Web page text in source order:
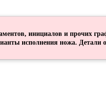
инициалов и прочих
исполнения ножа. Детали